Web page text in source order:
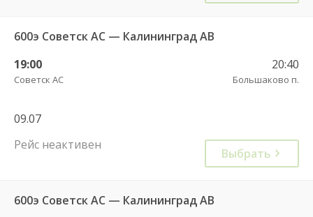
600э Советск АС — Калининград АВ
19:00
Советск АС
20:40
Большаково п.
09.07
Рейс неактивен
Выбрать
600э Советск АС — Калининград АВ